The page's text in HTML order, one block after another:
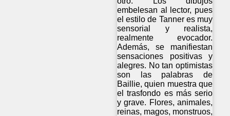
embelesan al lector, pues
el estilo de Tanner es muy
sensorial y realista,
realmente evocador.
Además, se manifiestan
sensaciones positivas y
alegres. No tan optimistas
son las palabras de
Baillie, quien muestra que
el trasfondo es más serio
y grave. Flores, animales,
reinas, magos, monstruos,